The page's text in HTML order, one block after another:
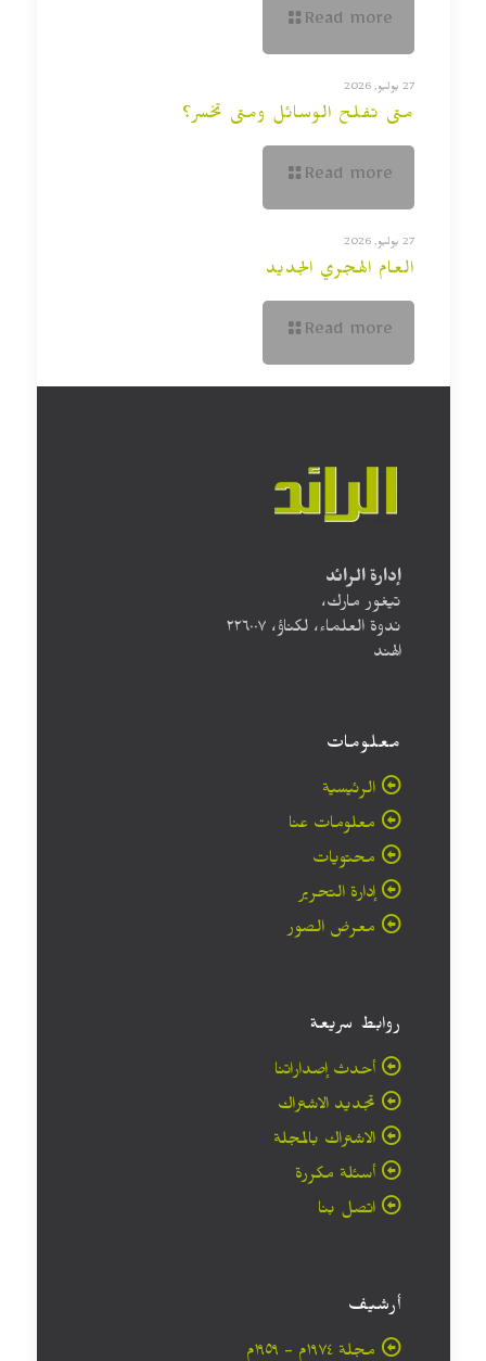
Read more
27 يوليو, 2026
متى تفلح الوسائل ومتى تخسر؟
Read more
27 يوليو, 2026
العام الهجري الجديد
Read more
إدارة الرائد
تيغور مارك،
ندوة العلماء، لكناؤ، ۲۲٦۰۰۷
الهند
معلومات
الرئيسية
معلومات عنا
محتويات
إدارة التحرير
معرض الصور
روابط سريعة
أحدث إصداراتنا
تجديد الاشتراك
الاشتراك بالمجلة
أسئلة مكررة
اتصل بنا
أرشيف
مجلة ۱۹۷٤م - ١٩٥٩م